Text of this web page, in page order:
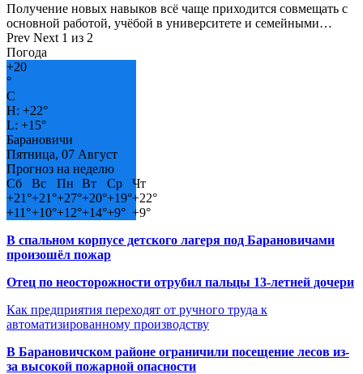
Получение новых навыков всё чаще приходится совмещать с
основной работой, учёбой в университете и семейными…
Prev Next 1 из 2
Погода
+20
°
C
H: +22°
L: +15°
Барановичи
Пятница, 07 Август
Прогноз на неделю
Сб
Вс Пн Вт Ср
Чт
+21°+21°+27°+20°+19°+22°
+11°+10°+12°+14°+9° +9°
В спальном корпусе детского лагеря под Барановичами
произошёл пожар
Отец по неосторожности отрубил пальцы 13-летней дочери
Как предприятия переходят от ручного труда к
автоматизированному производству
В Барановичском районе ограничили посещение лесов из-
за высокой пожарной опасности